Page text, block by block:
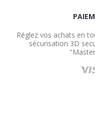
Réglez vos achats en
sécurisation 3D